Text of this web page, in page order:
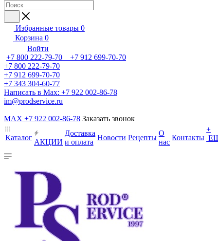
Избранные товары 0
Корзина 0
Войти
+7 800 222-79-70 +7 912 699-70-70
+7 800 222-79-70
+7 912 699-70-70
+7 343 304-60-77
Написать в Max: +7 922 002-86-78
im@prodservice.ru
MAX +7 922 002-86-78 Заказать звонок
Каталог
АКЦИИ
Доставка
и оплата
Новости Рецепты
О
нас
Контакты
+